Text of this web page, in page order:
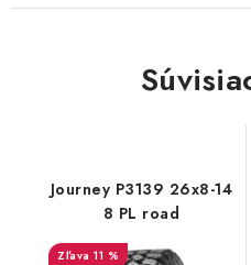
Journey P3139 26x8-14
8 PL road
11 %